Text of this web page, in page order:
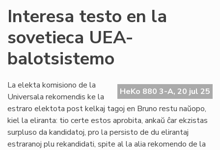
Interesa testo en la
sovetieca UEA-
balotsistemo
HeKo 880 3-A, 20 jul 25
La elekta komisiono de la
Universala rekomendis ke la
estraro elektota post kelkaj tagoj en Bruno restu naŭopo,
kiel la eliranta: tio certe estos aprobita, ankaŭ ĉar ekzistas
surpluso da kandidatoj, pro la persisto de du elirantaj
estraranoj plu rekandidati, spite al la alia rekomendo de la